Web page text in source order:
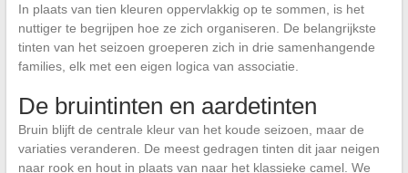
In plaats van tien kleuren oppervlakkig op te sommen, is het
nuttiger te begrijpen hoe ze zich organiseren. De belangrijkste
tinten van het seizoen groeperen zich in drie samenhangende
families, elk met een eigen logica van associatie.
De bruintinten en aardetinten
Bruin blijft de centrale kleur van het koude seizoen, maar de
variaties veranderen. De meest gedragen tinten dit jaar neigen
naar rook en hout in plaats van naar het klassieke camel. We